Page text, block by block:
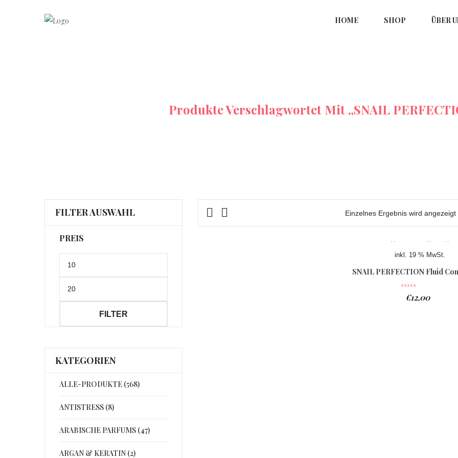
HOME SHOP ÜBER
Produkte Verschlagwortet Mit „SNAIL
FILTER AUSWAHL
PREIS
Preis
Preis
FILTER
KATEGORIEN
ALLE-PRODUKTE (568)
ANTISTRESS (8)
ARABISCHE PARFUMS (47)
ARGAN & KERATIN (2)
Einzelnes Ergebnis wird angezeigt
inkl. 19 % MwSt.
SNAIL PERFECTION Fluid
€12,00